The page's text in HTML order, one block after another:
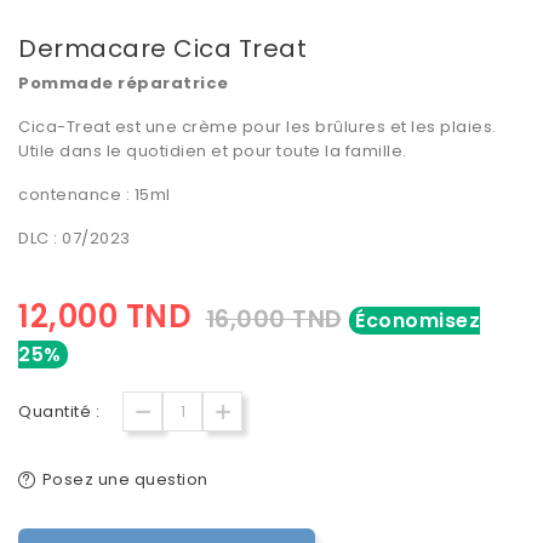
Dermacare Cica Treat
Pommade réparatrice
Cica-Treat est une crème pour les brûlures et les plaies.
Utile dans le quotidien et pour toute la famille.
contenance : 15ml
DLC : 07/2023
12,000 TND 16,000 TND Économisez
25%
Quantité :
Posez une question